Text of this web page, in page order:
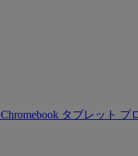
Chromebook タブレット プ